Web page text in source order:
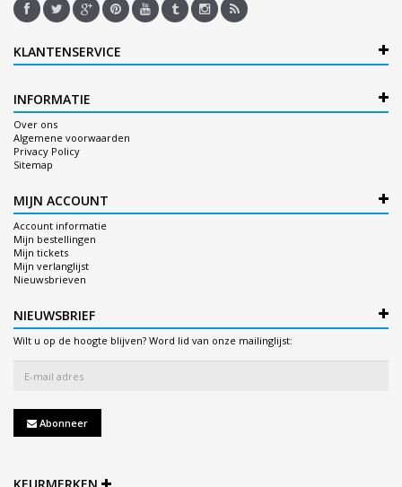
KLANTENSERVICE
INFORMATIE
Over ons
Algemene voorwaarden
Privacy Policy
Sitemap
MIJN ACCOUNT
Account informatie
Mijn bestellingen
Mijn tickets
Mijn verlanglijst
Nieuwsbrieven
NIEUWSBRIEF
Wilt u op de hoogte blijven? Word lid van onze mailinglijst:
Abonneer